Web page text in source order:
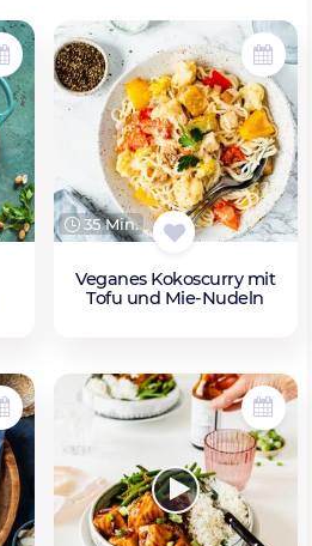
35 Min.
Veganes Kokoscurry mit
Tofu und Mie-Nudeln